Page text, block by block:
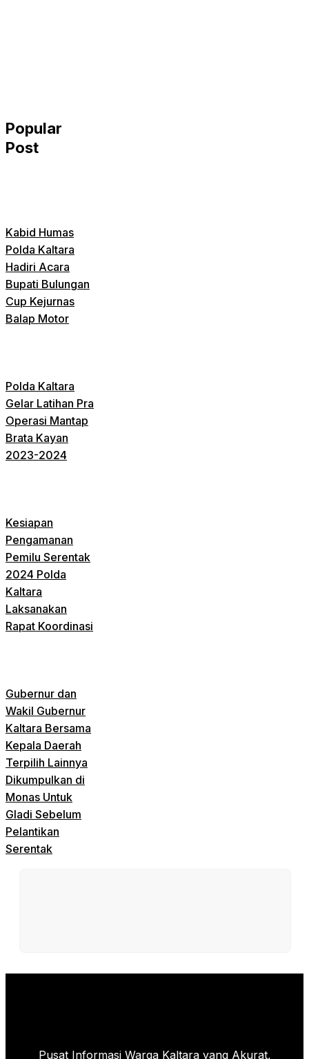
Popular
Post
Kabid Humas
Polda Kaltara
Hadiri Acara
Bupati Bulungan
Cup Kejurnas
Balap Motor
Polda Kaltara
Gelar Latihan Pra
Operasi Mantap
Brata Kayan
2023-2024
Kesiapan
Pengamanan
Pemilu Serentak
2024 Polda
Kaltara
Laksanakan
Rapat Koordinasi
Gubernur dan
Wakil Gubernur
Kaltara Bersama
Kepala Daerah
Terpilih Lainnya
Dikumpulkan di
Monas Untuk
Gladi Sebelum
Pelantikan
Serentak
Pusat Informasi Warga Kaltara yang Akurat,